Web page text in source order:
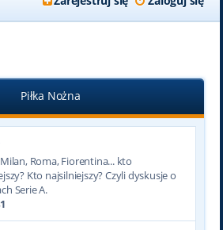
Piłka Nożna
Roma, Fiorentina... kto
Kto najsilniejszy? Czyli dyskusje o
Serie A.